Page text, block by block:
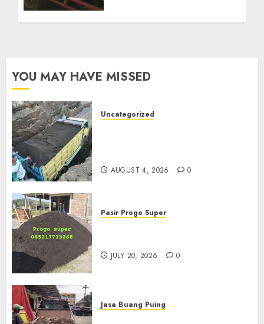
YOU MAY HAVE MISSED
Uncategorized
AUGUST 4, 2026 0
Pasir Progo Super
JULY 20, 2026 0
Jasa Buang Puing